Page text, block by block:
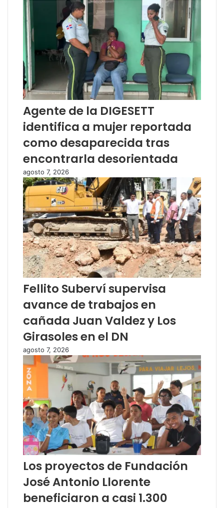
Agente de la DIGESETT
identifica a mujer reportada
como desaparecida tras
encontrarla desorientada
agosto 7, 2026
Fellito Suberví supervisa
avance de trabajos en
cañada Juan Valdez y Los
Girasoles en el DN
agosto 7, 2026
Los proyectos de Fundación
José Antonio Llorente
beneficiaron a casi 1.300